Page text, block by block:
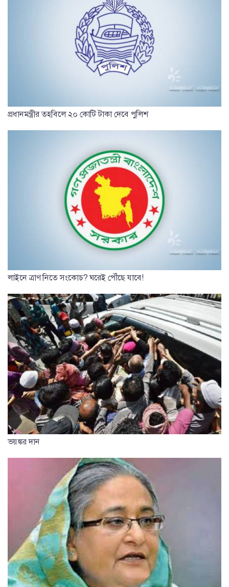
প্রধানমন্ত্রীর তহবিলে ২০ কোটি টাকা দেবে পুলিশ
লাইনে ত্রাণ নিতে সংকোচ? ঘরেই পৌঁছে যাবে!
ভয়ঙ্কর দান